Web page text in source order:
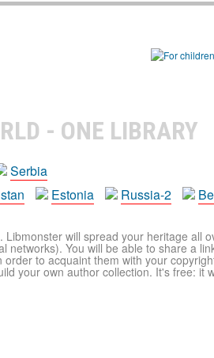
- ONE LIBRARY
Serbia
Estonia Russia-2
will spread your heritage all
networks). You will be able to share a
to acquaint them with your
your own author collection. It's free: it